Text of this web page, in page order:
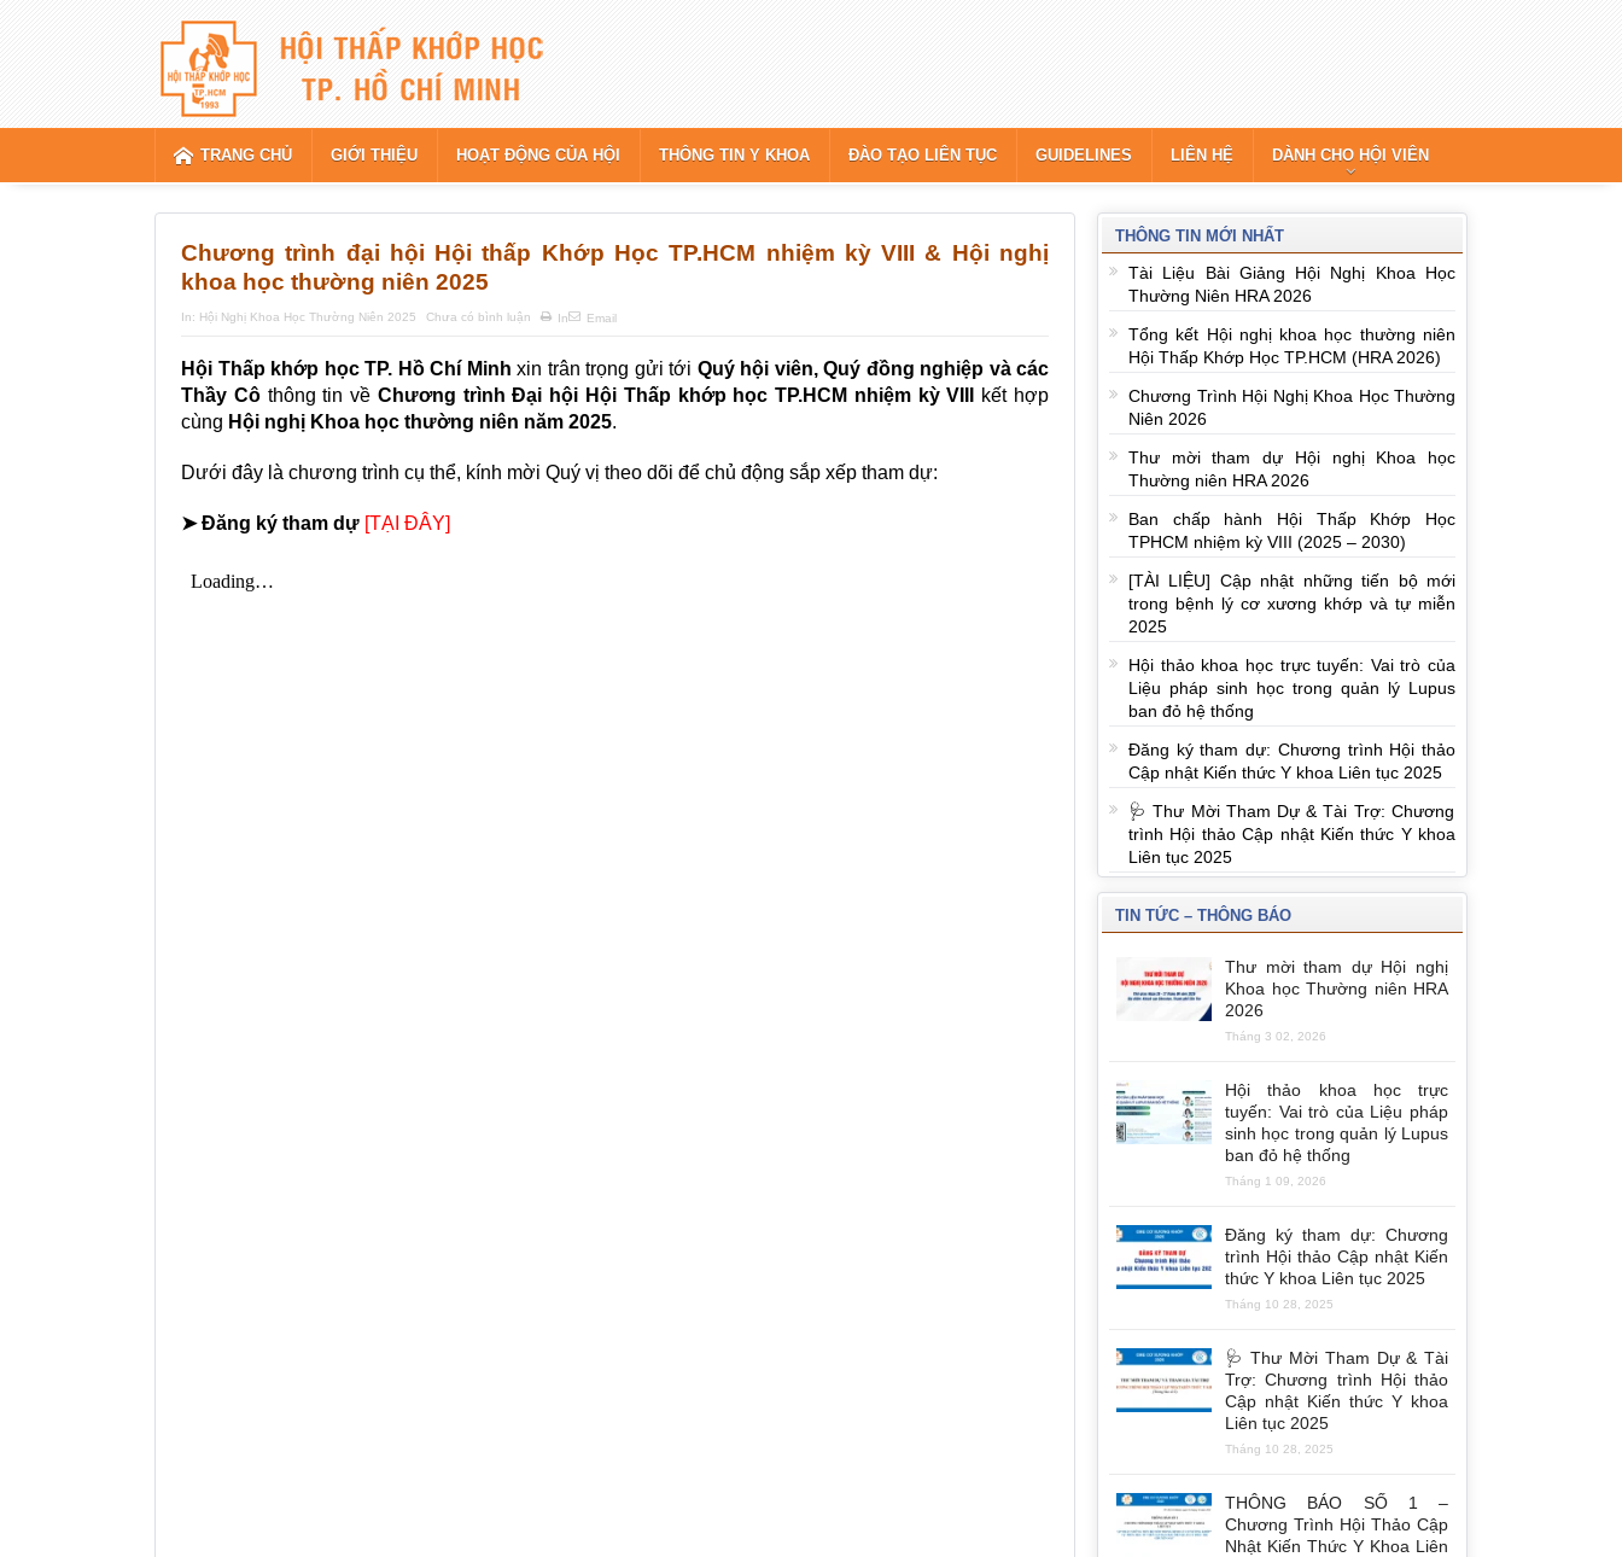
TRANG CHỦ GIỚI THIỆU HOẠT ĐỘNG CỦA HỘI THÔNG TIN Y KHOA ĐÀO TẠO LIÊN TỤC GUIDELINES LIÊN HỆ DÀNH CHO HỘI VIÊN
Chương trình đại hội Hội thấp Khớp Học TP.HCM nhiệm kỳ VIII & Hội nghị
khoa học thường niên 2025
In: Hội Nghị Khoa Học Thường Niên 2025 Chưa có bình luận In Email
Hội Thấp khớp học TP. Hồ Chí Minh xin trân trọng gửi tới Quý hội viên, Quý đồng nghiệp và các
Thầy Côthông tin về Chương trình Đại hội Hội Thấp khớp học TP.HCM nhiệm kỳ VIII
kết hợp
cùng Hội nghị Khoa học thường niên năm 2025.
Dưới đây là chương trình cụ thể, kính mời Quý vị theo dõi để chủ động sắp xếp tham dự:
➤ Đăng ký tham dự [TẠI ĐÂY]
THÔNG TIN MỚI NHẤT
Tài Liệu Bài Giảng Hội Nghị Khoa Học
Thường Niên HRA 2026
Tổng kết Hội nghị khoa học thường niên
Hội Thấp Khớp Học TP.HCM (HRA 2026)
Chương Trình Hội Nghị Khoa Học Thường
Niên 2026
Thư mời tham dự Hội nghị Khoa học
Thường niên HRA 2026
Ban chấp hành Hội Thấp Khớp Học
TPHCM nhiệm kỳ VIII (2025 – 2030)
[TÀI LIỆU] Cập nhật những tiến bộ mới
trong bệnh lý cơ xương khớp và tự miễn
2025
Hội thảo khoa học trực tuyến: Vai trò của
Liệu pháp sinh học trong quản lý Lupus
ban đỏ hệ thống
Đăng ký tham dự: Chương trình Hội thảo
Cập nhật Kiến thức Y khoa Liên tục 2025
🩺 Thư Mời Tham Dự & Tài Trợ: Chương
trình Hội thảo Cập nhật Kiến thức Y khoa
Liên tục 2025
TIN TỨC – THÔNG BÁO
Thư mời tham dự Hội nghị
Khoa học Thường niên HRA
2026
Tháng 3 02, 2026
Hội thảo khoa học trực
tuyến: Vai trò của Liệu pháp
sinh học trong quản lý Lupus
ban đỏ hệ thống
Tháng 1 09, 2026
Đăng ký tham dự: Chương
trình Hội thảo Cập nhật Kiến
thức Y khoa Liên tục 2025
Tháng 10 28, 2025
🩺 Thư Mời Tham Dự & Tài
Trợ: Chương trình Hội thảo
Cập nhật Kiến thức Y khoa
Liên tục 2025
Tháng 10 28, 2025
THÔNG BÁO SỐ 1 –
Chương Trình Hội Thảo Cập
Nhật Kiến Thức Y Khoa Liên